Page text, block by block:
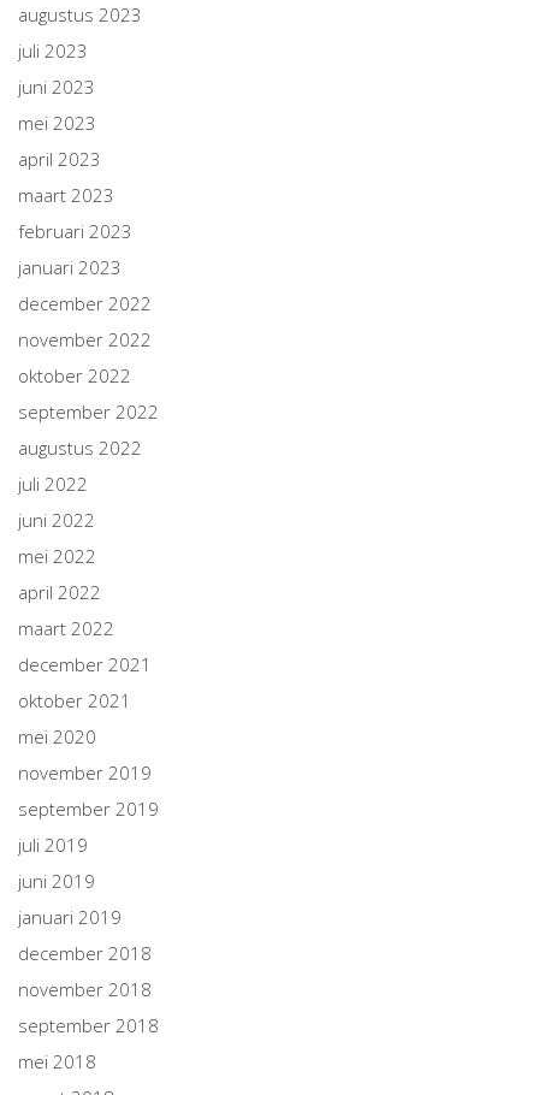
augustus 2023
juli 2023
juni 2023
mei 2023
april 2023
maart 2023
februari 2023
januari 2023
december 2022
november 2022
oktober 2022
september 2022
augustus 2022
juli 2022
juni 2022
mei 2022
april 2022
maart 2022
december 2021
oktober 2021
mei 2020
november 2019
september 2019
juli 2019
juni 2019
januari 2019
december 2018
november 2018
september 2018
mei 2018